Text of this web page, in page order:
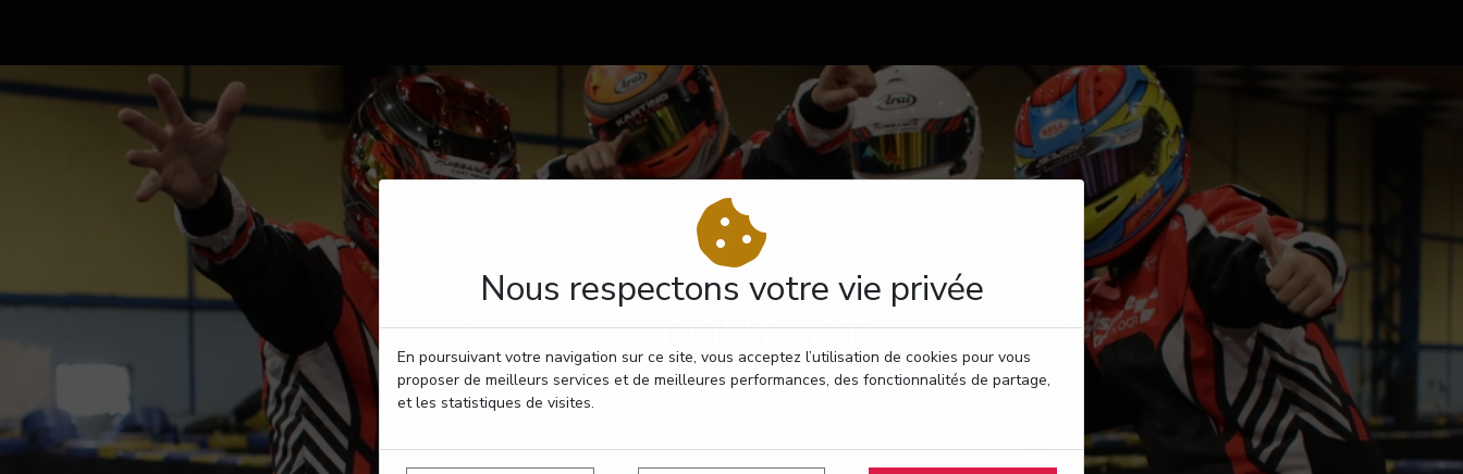
Nous respectons votre vie privée
En poursuivant votre navigation sur ce site, vous acceptez l’utilisation de cookies pour vous
proposer de meilleurs services et de meilleures performances, des fonctionnalités de partage,
et les statistiques de visites.
CONTACT
RÉSERVEZ VOTRE PASSAGE